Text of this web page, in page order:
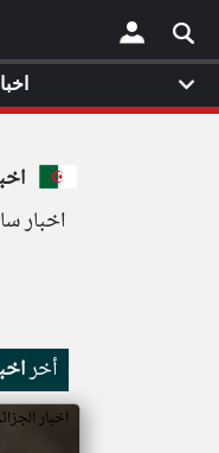
×
اخبار
أخر
اخبار